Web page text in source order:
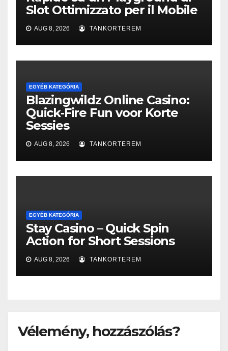
Slot Ottimizzato per il Mobile
AUG 8, 2026 TANKORTEREM
EGYÉB KATEGÓRIA
Blazingwildz Online Casino:
Quick‑Fire Fun voor Korte
Sessies
AUG 8, 2026 TANKORTEREM
EGYÉB KATEGÓRIA
Stay Casino – Quick Spin
Action for Short Sessions
AUG 8, 2026 TANKORTEREM
Vélemény, hozzászólás?